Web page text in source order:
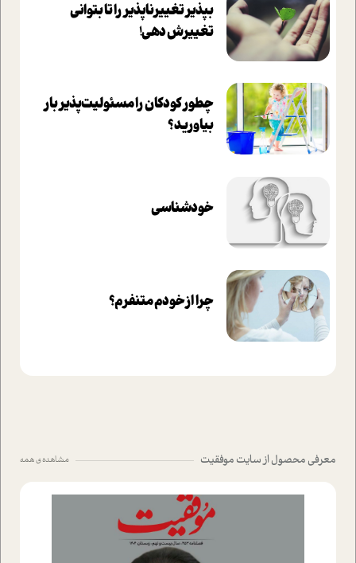
بپذير تغييرناپذير را تا بتواني
تغييرش دهي!‏
چطور کودکان را مسئولیت‌پذیر بار
بیاورید؟
خودشناسی
چرا از خودم متنفرم؟
معرفی محصول از سایت موفقیت مشاهده ی همه